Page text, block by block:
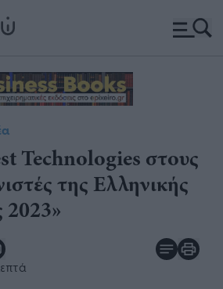
Technologies στους
της Ελληνικής
2023»